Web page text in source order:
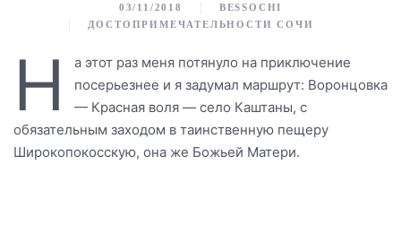
03/11/2018
BESSOCHI
ДОСТОПРИМЕЧАТЕЛЬНОСТИ СОЧИ
Н
а этот раз меня потянуло на приключение
посерьезнее и я задумал маршрут: Воронцовка
— Красная воля — село Каштаны, с
обязательным заходом в таинственную пещеру
Широкопокосскую, она же Божьей Матери.